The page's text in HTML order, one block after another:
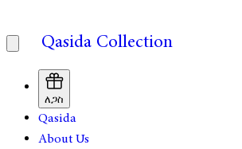
Qasida Collection
ለጋስ
Qasida
About Us